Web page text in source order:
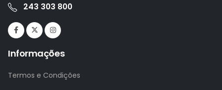
243 303 800
Informações
Termos e Condições